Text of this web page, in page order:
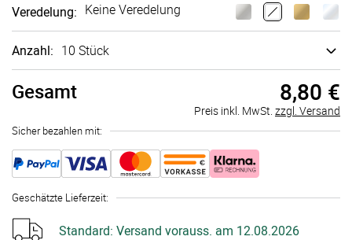
Veredelung: Keine Veredelung
Anzahl: 10 Stück
Gesamt 8,80 €
Preis inkl. MwSt. zzgl. Versand
Sicher bezahlen mit:
Geschätzte Lieferzeit:
Standard: Versand vorauss. am 12.08.2026